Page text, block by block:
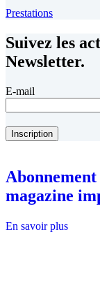
Prestations
Suivez les
Newsletter.
E-mail
Abonnement
magazine
En savoir plus